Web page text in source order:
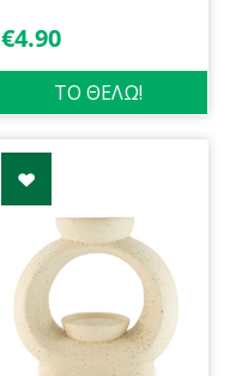
€4.90
ΤΟ ΘΕΛΩ!